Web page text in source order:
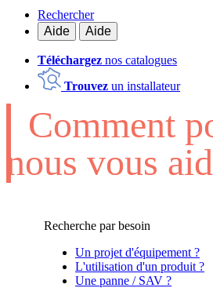
Rechercher
Aide
Aide
Téléchargez nos catalogues
Trouvez un installateur
Comment
nous vous
Recherche par besoin
Un projet d'équipement ?
L'utilisation d'un produit ?
Une panne / SAV ?